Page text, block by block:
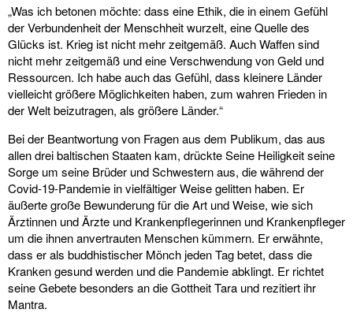
„Was ich betonen möchte: dass eine Ethik, die in einem Gefühl
der Verbundenheit der Menschheit wurzelt, eine Quelle des
Glücks ist. Krieg ist nicht mehr zeitgemäß. Auch Waffen sind
nicht mehr zeitgemäß und eine Verschwendung von Geld und
Ressourcen. Ich habe auch das Gefühl, dass kleinere Länder
vielleicht größere Möglichkeiten haben, zum wahren Frieden in
der Welt beizutragen, als größere Länder.“
Bei der Beantwortung von Fragen aus dem Publikum, das aus
allen drei baltischen Staaten kam, drückte Seine Heiligkeit seine
Sorge um seine Brüder und Schwestern aus, die während der
Covid-19-Pandemie in vielfältiger Weise gelitten haben. Er
äußerte große Bewunderung für die Art und Weise, wie sich
Ärztinnen und Ärzte und Krankenpflegerinnen und Krankenpfleger
um die ihnen anvertrauten Menschen kümmern. Er erwähnte,
dass er als buddhistischer Mönch jeden Tag betet, dass die
Kranken gesund werden und die Pandemie abklingt. Er richtet
seine Gebete besonders an die Gottheit Tara und rezitiert ihr
Mantra.